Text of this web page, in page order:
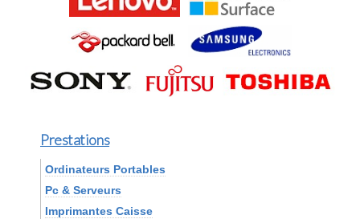
Prestations
Ordinateurs Portables
Pc & Serveurs
Imprimantes Caisse